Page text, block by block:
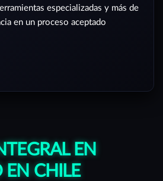
especializadas y más de
en un proceso aceptado
EN
EN CHILE